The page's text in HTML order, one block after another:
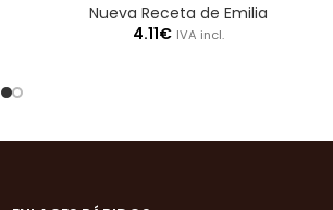
Nueva Receta de Emilia
4.11€ IVA incl.